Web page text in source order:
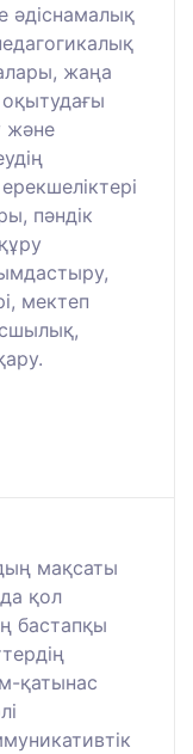
әдіснамалық
жаңа
және
пәндік
мектеп
мақсаты
қол
бастапқы
қатынас